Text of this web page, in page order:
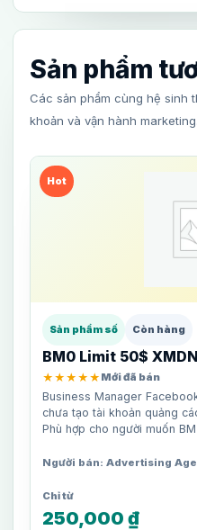
Sản phẩm
Các sản phẩm cùng hệ sinh
khoản và vận hành marketing.
Hot
Sản phẩm số Còn hàng
BM0 Limit 50$
★★★★★ Mới đã bán
Business Manager
chưa tạo tài khoản quảng
Phù hợp cho người muốn
Người bán: Advertising
250,000 ₫